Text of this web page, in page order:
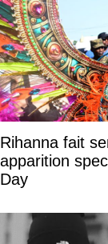
Rihanna fait
apparition
Day